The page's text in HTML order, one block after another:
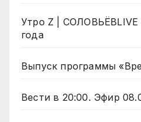
Утро Z | СОЛОВЬЁВLIVE
года
Выпуск программы
Вести в 20:00. Эфир